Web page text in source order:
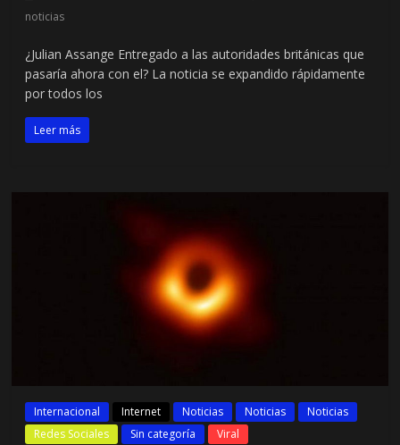
noticias
¿Julian Assange Entregado a las autoridades británicas que
pasaría ahora con el? La noticia se expandido rápidamente
por todos los
Leer más
Internacional Internet Noticias Noticias
Noticias
Redes Sociales
Sin categoría Viral